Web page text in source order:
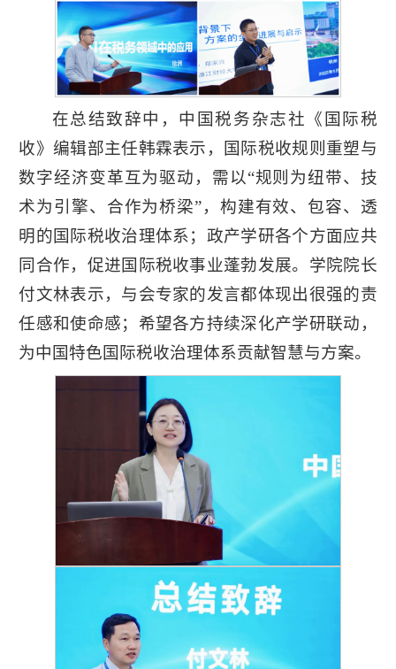
在总结致辞中，中国税务杂志社《国际税
收》编辑部主任韩霖表示，国际税收规则重塑与
数字经济变革互为驱动，需以“规则为纽带、技
术为引擎、合作为桥梁”，构建有效、包容、透
明的国际税收治理体系；政产学研各个方面应共
同合作，促进国际税收事业蓬勃发展。学院院长
付文林表示，与会专家的发言都体现出很强的责
任感和使命感；希望各方持续深化产学研联动，
为中国特色国际税收治理体系贡献智慧与方案。